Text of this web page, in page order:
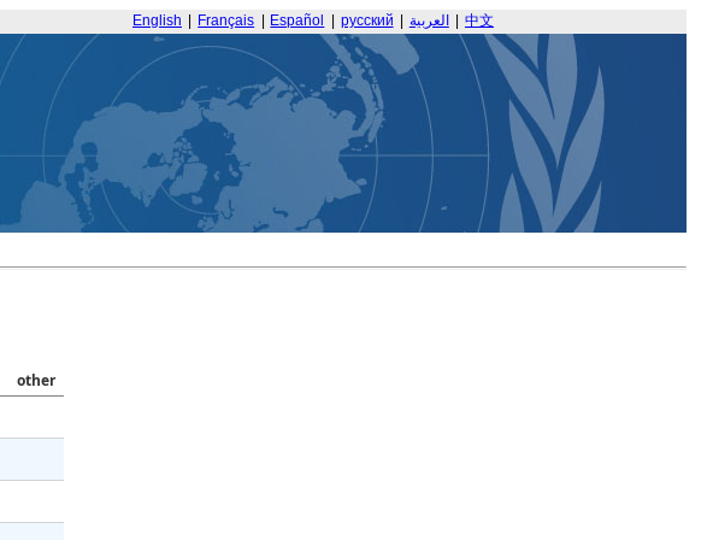
English Français Español русский العربية 中文
other